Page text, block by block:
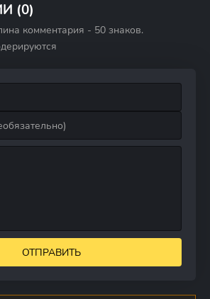
(0)
комментария - 50 знаков.
ОТПРАВИТЬ